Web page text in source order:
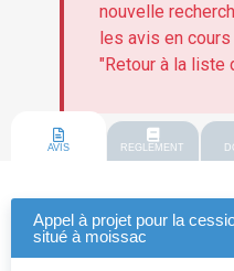
nouvelle
les avis en
"Retour à la liste
AVIS REGLEMENT
Appel à projet pour la
situé à moissac